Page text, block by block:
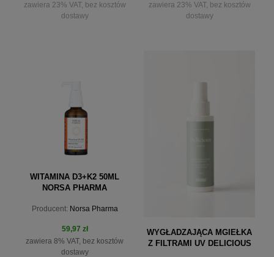
zawiera 23% VAT, bez kosztów
dostawy
zawiera 23% VAT, bez kosztów
dostawy
WITAMINA D3+K2 50ML
NORSA PHARMA
Producent: Norsa Pharma
59,97 zł
zawiera 8% VAT, bez kosztów
dostawy
WYGŁADZAJĄCA MGIEŁKA
Z FILTRAMI UV DELICIOUS